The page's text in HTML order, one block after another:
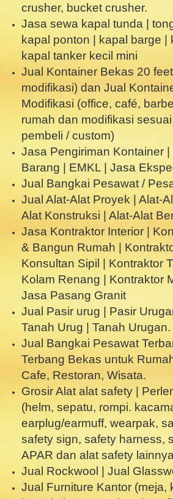
crusher, bucket crusher.
Jasa sewa kapal tunda |
kapal ponton | kapal barge |
kapal tanker kecil mini
Jual Kontainer Bekas 20
modifikasi) dan Jual
Modifikasi (office, café,
rumah dan modifikasi
pembeli / custom)
Jasa Pengiriman Kontainer
Barang | EMKL | Jasa
Jual Bangkai Pesawat /
Jual Alat-Alat Proyek | Alat-
Alat Konstruksi | Alat-Alat
Jasa Kontraktor Interior |
& Bangun Rumah |
Konsultan Sipil | Kontraktor
Kolam Renang | Kontraktor
Jasa Pasang Granit
Jual Pasir urug | Pasir
Tanah Urug | Tanah Urugan.
Jual Bangkai Pesawat
Terbang Bekas untuk
Cafe, Restoran, Wisata.
Grosir Alat alat safety |
(helm, sepatu, rompi.
earplug/earmuff, wearpak,
safety sign, safety harness,
APAR dan alat safety
Jual Rockwool | Jual
Jual Furniture Kantor (meja,